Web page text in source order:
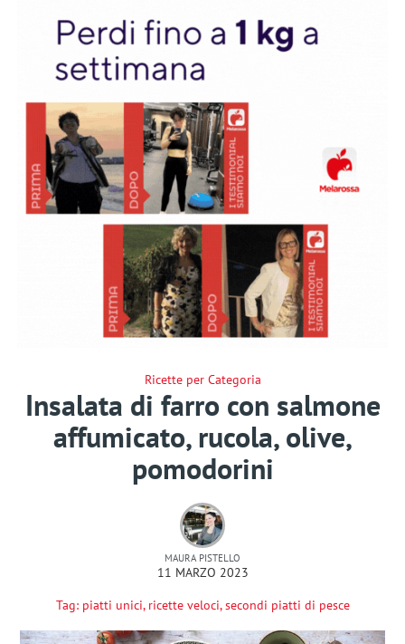
Ricette per Categoria
Insalata di farro con salmone
affumicato, rucola, olive,
pomodorini
MAURA PISTELLO
11 MARZO 2023
Tag: piatti unici, ricette veloci,secondi piatti di pesce